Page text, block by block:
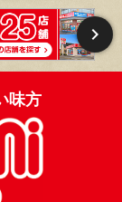
味方